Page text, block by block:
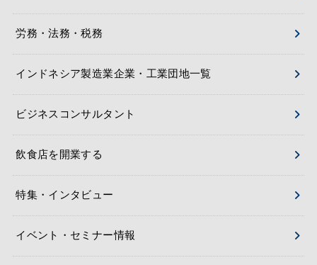
労務・法務・税務
インドネシア製造業企業・工業団地一覧
ビジネスコンサルタント
飲食店を開業する
特集・インタビュー
イベント・セミナー情報